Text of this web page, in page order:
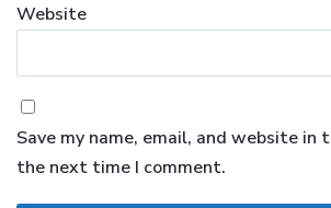
Website
Save my name, email, and website in
the next time I comment.